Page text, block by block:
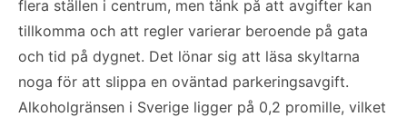
flera ställen i centrum, men tänk på att avgifter kan
tillkomma och att regler varierar beroende på gata
och tid på dygnet. Det lönar sig att läsa skyltarna
noga för att slippa en oväntad parkeringsavgift.
Alkoholgränsen i Sverige ligger på 0,2 promille, vilket